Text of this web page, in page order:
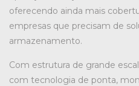
oferecendo ainda mais
empresas que precisam de
armazenamento.
Com estrutura de grande
com tecnologia de ponta,